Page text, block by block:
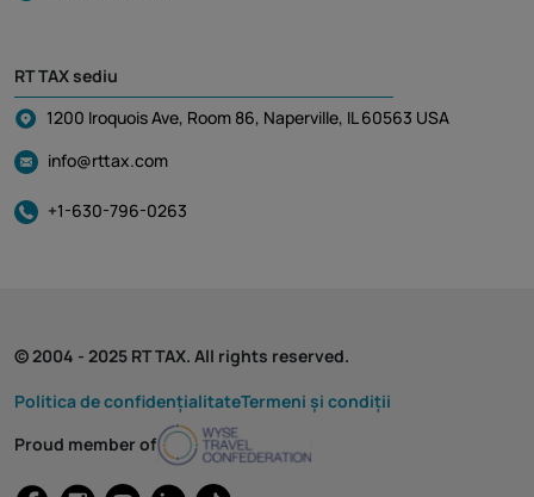
RT TAX sediu
1200 Iroquois Ave, Room 86, Naperville, IL 60563 USA
info@rttax.com
+1-630-796-0263
© 2004 - 2025 RT TAX. All rights reserved.
Politica de confidențialitateTermeni și condiții
Proud member of